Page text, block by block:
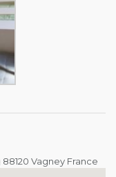
Vagney France